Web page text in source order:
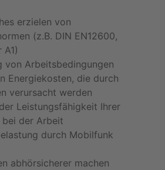
erzielen von
(z.B. DIN EN12600,
von Arbeitsbedingungen
Energiekosten, die durch
verursacht werden
Leistungsfähigkeit Ihrer
der Arbeit
durch Mobilfunk
abhörsicherer machen